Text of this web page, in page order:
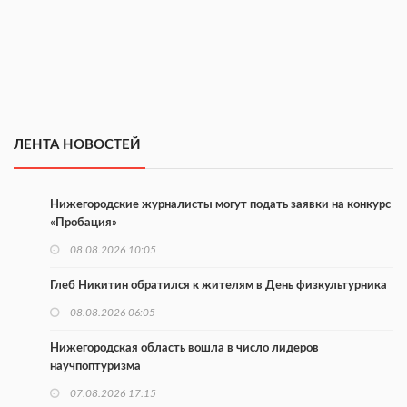
ЛЕНТА НОВОСТЕЙ
Нижегородские журналисты могут подать заявки на конкурс
«Пробация»
08.08.2026 10:05
Глеб Никитин обратился к жителям в День физкультурника
08.08.2026 06:05
Нижегородская область вошла в число лидеров
научпоптуризма
07.08.2026 17:15